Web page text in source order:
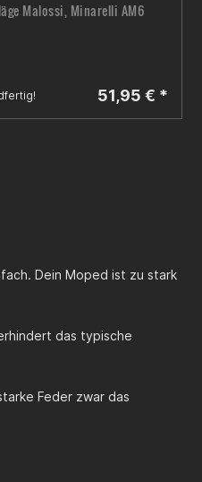
Malossi, Minarelli AM6
51,95 € *
Dein Moped ist zu stark
das typische
Feder zwar das